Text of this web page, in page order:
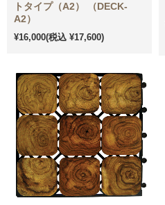
トタイプ（A2） （DECK-
A2）
¥16,000(税込 ¥17,600)